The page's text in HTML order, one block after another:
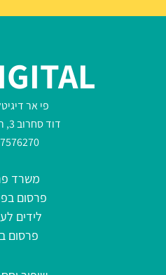
פי אר
דוד סחרוב 3, ראשון לציון
משרד
פרסום
לידים
פרסום